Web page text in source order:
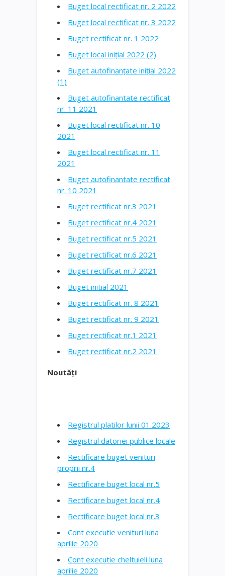
Buget local rectificat nr. 2 2022
Buget local rectificat nr. 3 2022
Buget rectificat nr. 1 2022
Buget local inițial 2022 (2)
Buget autofinanțate inițial 2022
(1)
Buget autofinantate rectificat
nr. 11 2021
Buget local rectificat nr. 10
2021
Buget local rectificat nr. 11
2021
Buget autofinantate rectificat
nr. 10 2021
Buget rectificat nr.3 2021
Buget rectificat nr.4 2021
Buget rectificat nr.5 2021
Buget rectificat nr.6 2021
Buget rectificat nr.7 2021
Buget initial 2021
Buget rectificat nr. 8 2021
Buget rectificat nr. 9 2021
Buget rectificat nr.1 2021
Buget rectificat nr.2 2021
Noutăți
Registrul platilor lunii 01.2023
Registrul datoriei publice locale
Rectificare buget venituri
proprii nr.4
Rectificare buget local nr.5
Rectificare buget local nr.4
Rectificare buget local nr.3
Cont executie venituri luna
aprilie 2020
Cont executie cheltuieli luna
aprilie 2020